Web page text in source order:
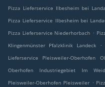
Pizza Lieferservice Ilbesheim bei
Pizza Lieferservice Ilbesheim bei
Pizza Lieferservice Niederhorbach .
Klingenmünster Pfalzklinik Landeck
.
Lieferservice Pleisweiler-Oberhofen
Oberhofen Industriegebiet Im
Pleisweiler-Oberhofen Pleisweiler .